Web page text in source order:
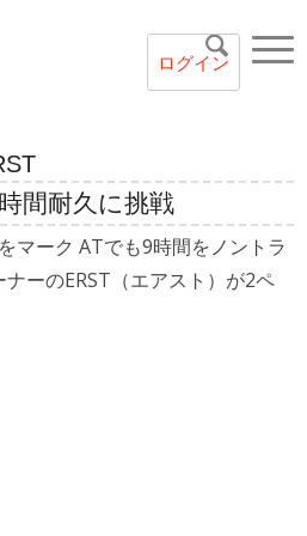
ログイン
間耐久に挑戦
マーク ATでも9時間をノントラ
ーのERST（エアスト）が2ペ